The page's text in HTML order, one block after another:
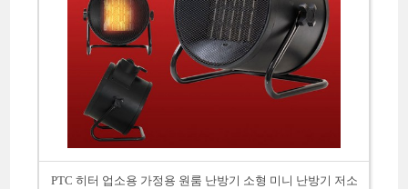
PTC 히터 업소용 가정용 원룸 난방기 소형 미니 난방기 저소